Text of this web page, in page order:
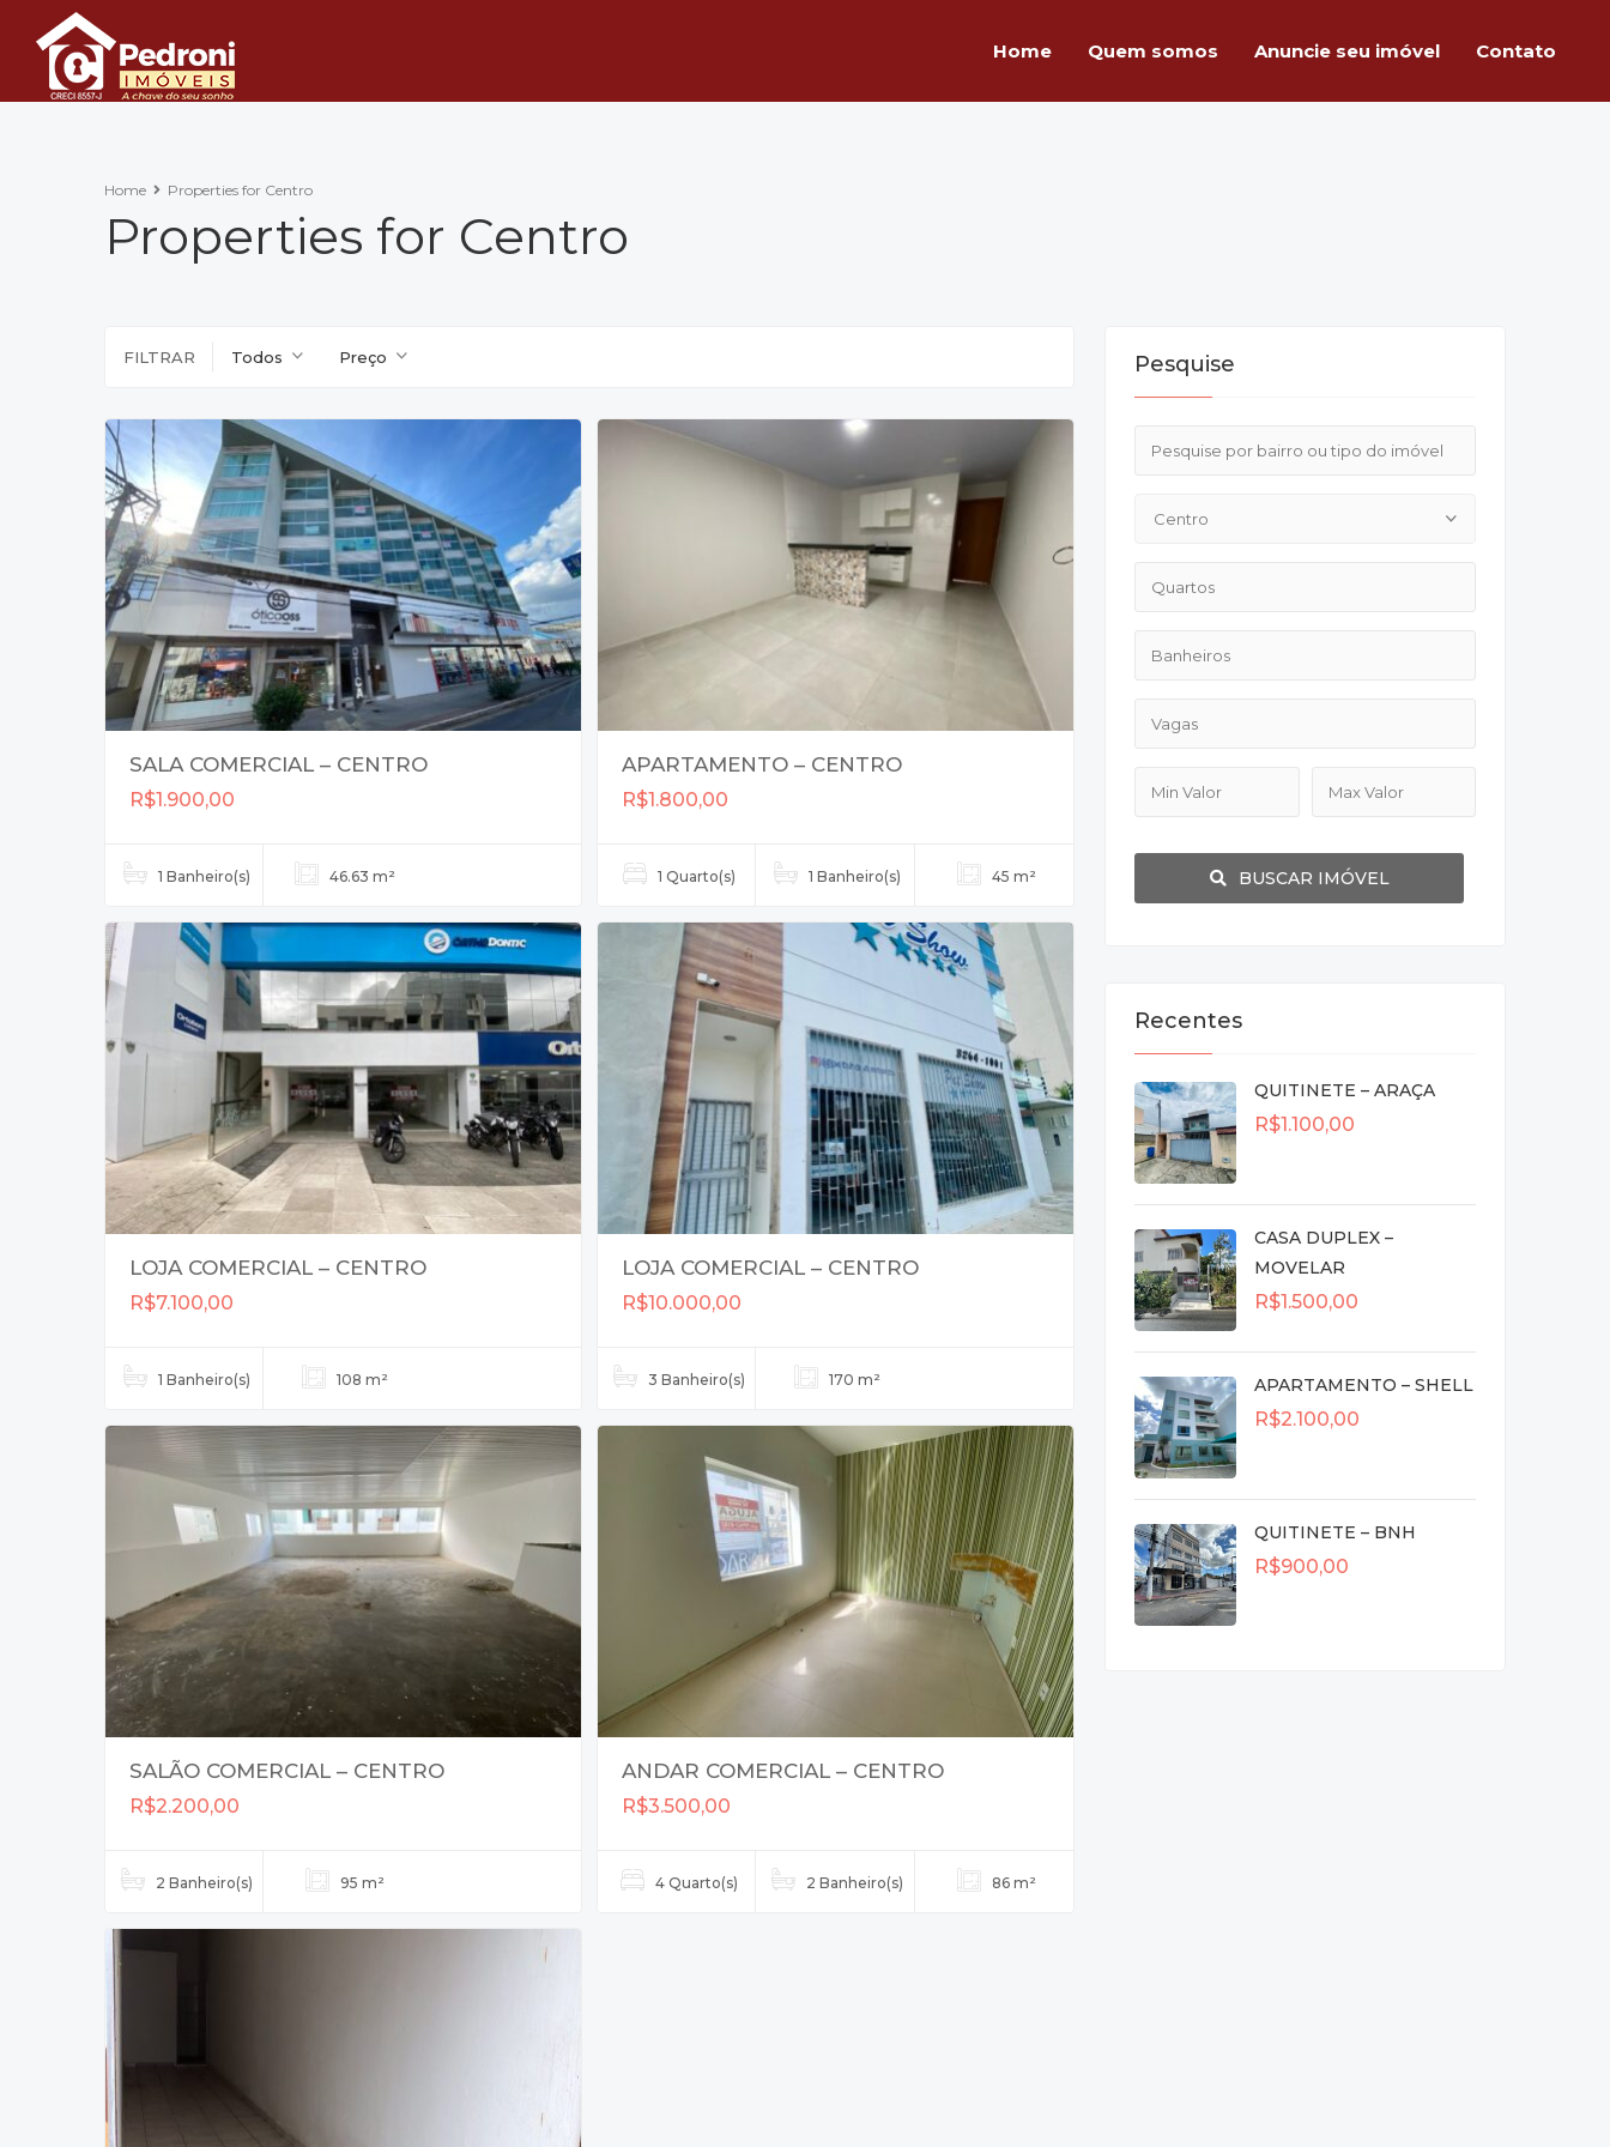
Home Quem somos Anuncie seu imóvel Contato
Home Properties for Centro
Properties for Centro
FILTRAR Todos Preço
SALA COMERCIAL – CENTRO
R$1.900,00
1 Banheiro(s) 46.63 m²
APARTAMENTO – CENTRO
R$1.800,00
1 Quarto(s) 1 Banheiro(s) 45 m²
LOJA COMERCIAL – CENTRO
R$7.100,00
1 Banheiro(s) 108 m²
LOJA COMERCIAL – CENTRO
R$10.000,00
3 Banheiro(s) 170 m²
SALÃO COMERCIAL – CENTRO
R$2.200,00
2 Banheiro(s) 95 m²
ANDAR COMERCIAL – CENTRO
R$3.500,00
4 Quarto(s) 2 Banheiro(s) 86 m²
Pesquise
Centro
BUSCAR IMÓVEL
Recentes
QUITINETE – ARAÇA
R$1.100,00
CASA DUPLEX –
MOVELAR
R$1.500,00
APARTAMENTO – SHELL
R$2.100,00
QUITINETE – BNH
R$900,00